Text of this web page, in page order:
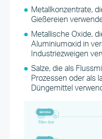
Metallkonzentrate,
Gießereien
Metallische Oxide,
Aluminiumoxid in
Industriezweigen
Salze, die als
Prozessen oder als
Düngemittel